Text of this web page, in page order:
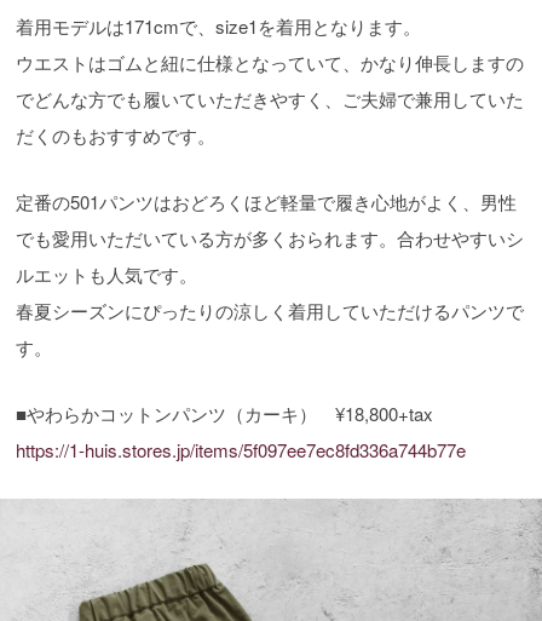
着用モデルは171cmで、size1を着用となります。
ウエストはゴムと紐に仕様となっていて、かなり伸長しますの
でどんな方でも履いていただきやすく、ご夫婦で兼用していた
だくのもおすすめです。
定番の501パンツはおどろくほど軽量で履き心地がよく、男性
でも愛用いただいている方が多くおられます。合わせやすいシ
ルエットも人気です。
春夏シーズンにぴったりの涼しく着用していただけるパンツで
す。
■やわらかコットンパンツ（カーキ） ¥18,800+tax
https://1-huis.stores.jp/items/5f097ee7ec8fd336a744b77e